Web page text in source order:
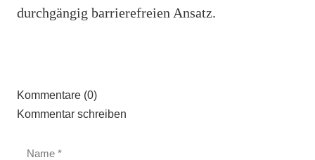
durchgängig barrierefreien Ansatz.
Kommentare (0)
Kommentar schreiben